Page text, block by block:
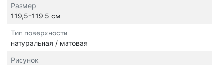
Размер
119,5*119,5 см
Тип поверхности
натуральная / матовая
Рисунок